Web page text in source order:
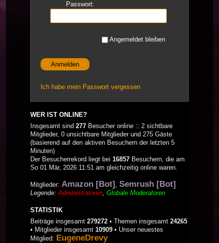
Passwort:
Angemeldet bleiben
Ich habe mein Passwort vergessen
WER IST ONLINE?
Insgesamt sind 277 Besucher online :: 2 sichtbare
Mitglieder, 0 unsichtbare Mitglieder und 275 Gäste
(basierend auf den aktiven Besuchern der letzten 5
Minuten)
Der Besucherrekord liegt bei 16857 Besuchern, die am
So 01 Mär, 2026 11:51 am gleichzeitig online waren.
Mitglieder: Amazon [Bot], Semrush [Bot]
Legende:Administratoren, Globale Moderatoren
STATISTIK
Beiträge insgesamt 279272 • Themen insgesamt 24265
• Mitglieder insgesamt 10909 • Unser neuestes
Mitglied: EugeneDrevy